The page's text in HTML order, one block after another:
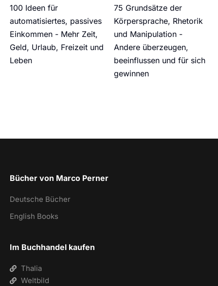
100 Ideen für
automatisiertes, passives
Einkommen - Mehr Zeit,
Geld, Urlaub, Freizeit und
Leben
75 Grundsätze der
Körpersprache, Rhetorik
und Manipulation -
Andere überzeugen,
beeinflussen und für sich
gewinnen
Bücher von Marco Perner
Deutsche Bücher
English Books
Im Buchhandel kaufen
Thalia
Weltbild